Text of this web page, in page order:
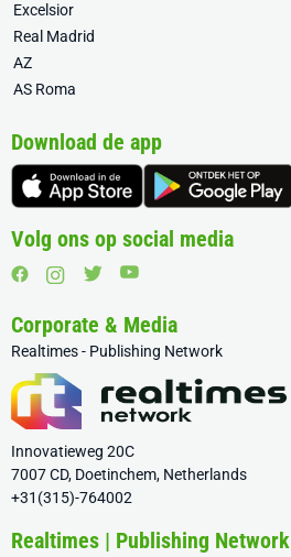
Excelsior
Real Madrid
AZ
AS Roma
Download de app
Volg ons op social media
Corporate & Media
Realtimes - Publishing Network
Innovatieweg 20C
7007 CD, Doetinchem, Netherlands
+31(315)-764002
Realtimes | Publishing Network